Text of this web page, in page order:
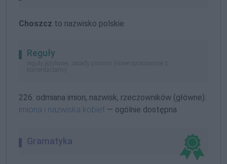
Choszcz to nazwisko polskie
Reguły
reguły językowe, zasady pisowni (nowe opracowanie z
komentarzami)
226. odmiana imion, nazwisk, rzeczowników (główne):
imiona i nazwiska kobiet — ogólnie dostępna
Gramatyka